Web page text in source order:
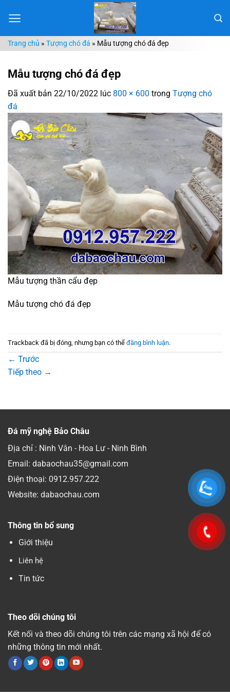
đến
dungTrang chủ » Tượng chó đá » Mẫu tượng chó đá đẹp
Mẫu tượng chó đá đẹp
Đã xuất bản 22/10/2022 lúc 800 × 600 trong Tượng chó
đá
Mẫu tượng thần cẩu đẹp
Mẫu tượng chó đá đẹp
Trackback đã bị đóng, nhưng bạn có thể đăng bình luận.
← Trước
Tiếp theo →
Đá mỹ nghệ Bảo Châu
Địa chỉ : Ninh Vân - Hoa Lư - Ninh Bình
Email: dabaochau35@gmail.com
Điện thoại: 0912.957.222
Website: dabaochau.com
Thông tin bổ sung
Giới thiệu
Liên hệ
Tin tức
Theo dõi chúng tôi
Kết nối và theo dõi chúng tôi trên các mạng xã hội để có
những thông tin mới nhất.